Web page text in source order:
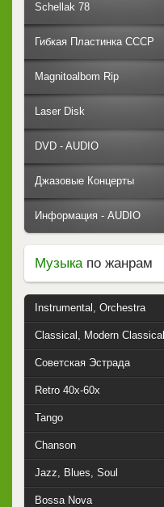
Schellak 78
Гибкая Пластинка СССР
Magnitoalbom Rip
Laser Disk
DVD - AUDIO
Джазовые Концерты
Информация - AUDIO
Музыкапо жанрам
Instrumental, Orchestra
Classical, Modern Classical
Советская Эстрада
Retro 40x-60x
Tango
Chanson
Jazz, Blues, Soul
Bossa Nova